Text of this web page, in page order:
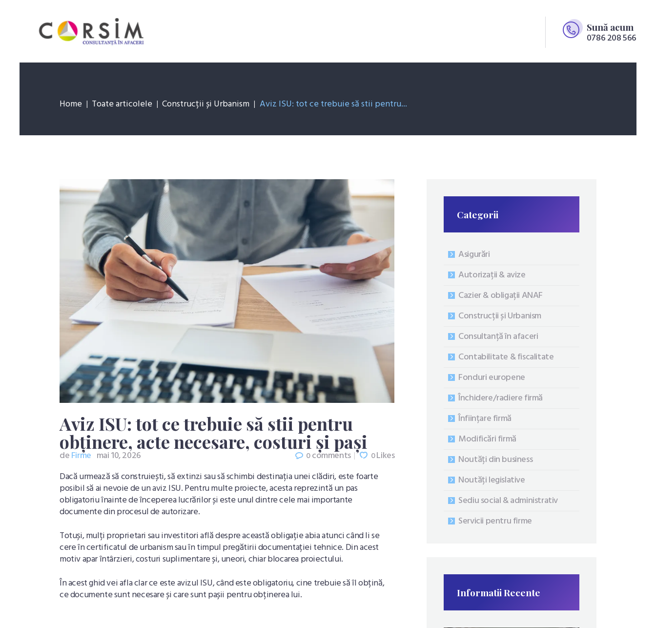
Sună acum
0786 208 566
Home Toate articolele Construcții și Urbanism Aviz ISU: tot ce trebuie să stii pentru...
Despre noi
De știut
Aviz ISU: tot ce trebuie să stii pentru
obținere, acte necesare, costuri și pași
deFirme mai 10, 2026 0comments 0Likes
Dacă urmează să construiești, să extinzi sau să schimbi destinația unei clădiri, este foarte
posibil să ai nevoie de un aviz ISU. Pentru multe proiecte, acesta reprezintă un pas
obligatoriu înainte de începerea lucrărilor și este unul dintre cele mai importante
documente din procesul de autorizare.
Totuși, mulți proprietari sau investitori află despre această obligație abia atunci când li se
cere în certificatul de urbanism sau în timpul pregătirii documentației tehnice. Din acest
motiv apar întârzieri, costuri suplimentare și, uneori, chiar blocarea proiectului.
În acest ghid vei afla clar ce este avizul ISU, când este obligatoriu, cine trebuie să îl obțină,
ce documente sunt necesare și care sunt pașii pentru obținerea lui.
Categorii
Asigurări
Autorizații & avize
Cazier & obligații ANAF
Construcții și Urbanism
Consultanță în afaceri
Contabilitate & fiscalitate
Fonduri europene
Închidere/radiere firmă
Înființare firmă
Modificări firmă
Noutăți din business
Noutăți legislative
Sediu social & administrativ
Servicii pentru firme
Informatii Recente